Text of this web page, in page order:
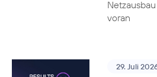
voran
29. Juli